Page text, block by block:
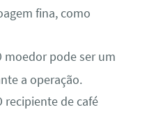
fina, como
moedor pode ser um
a operação.
recipiente de café